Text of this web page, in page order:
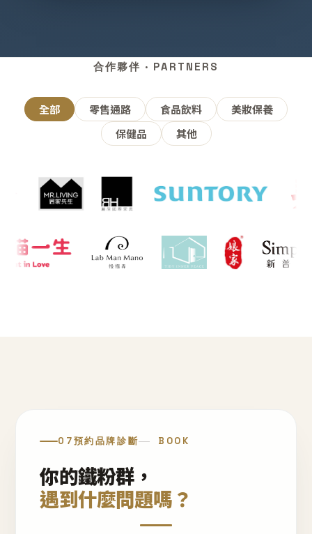
合作夥伴 · PARTNERS
全部 零售通路 食品飲料
美妝保養
保健品
其他
07預約品牌診斷 BOOK
你的鐵粉群，
遇到什麼問題嗎？